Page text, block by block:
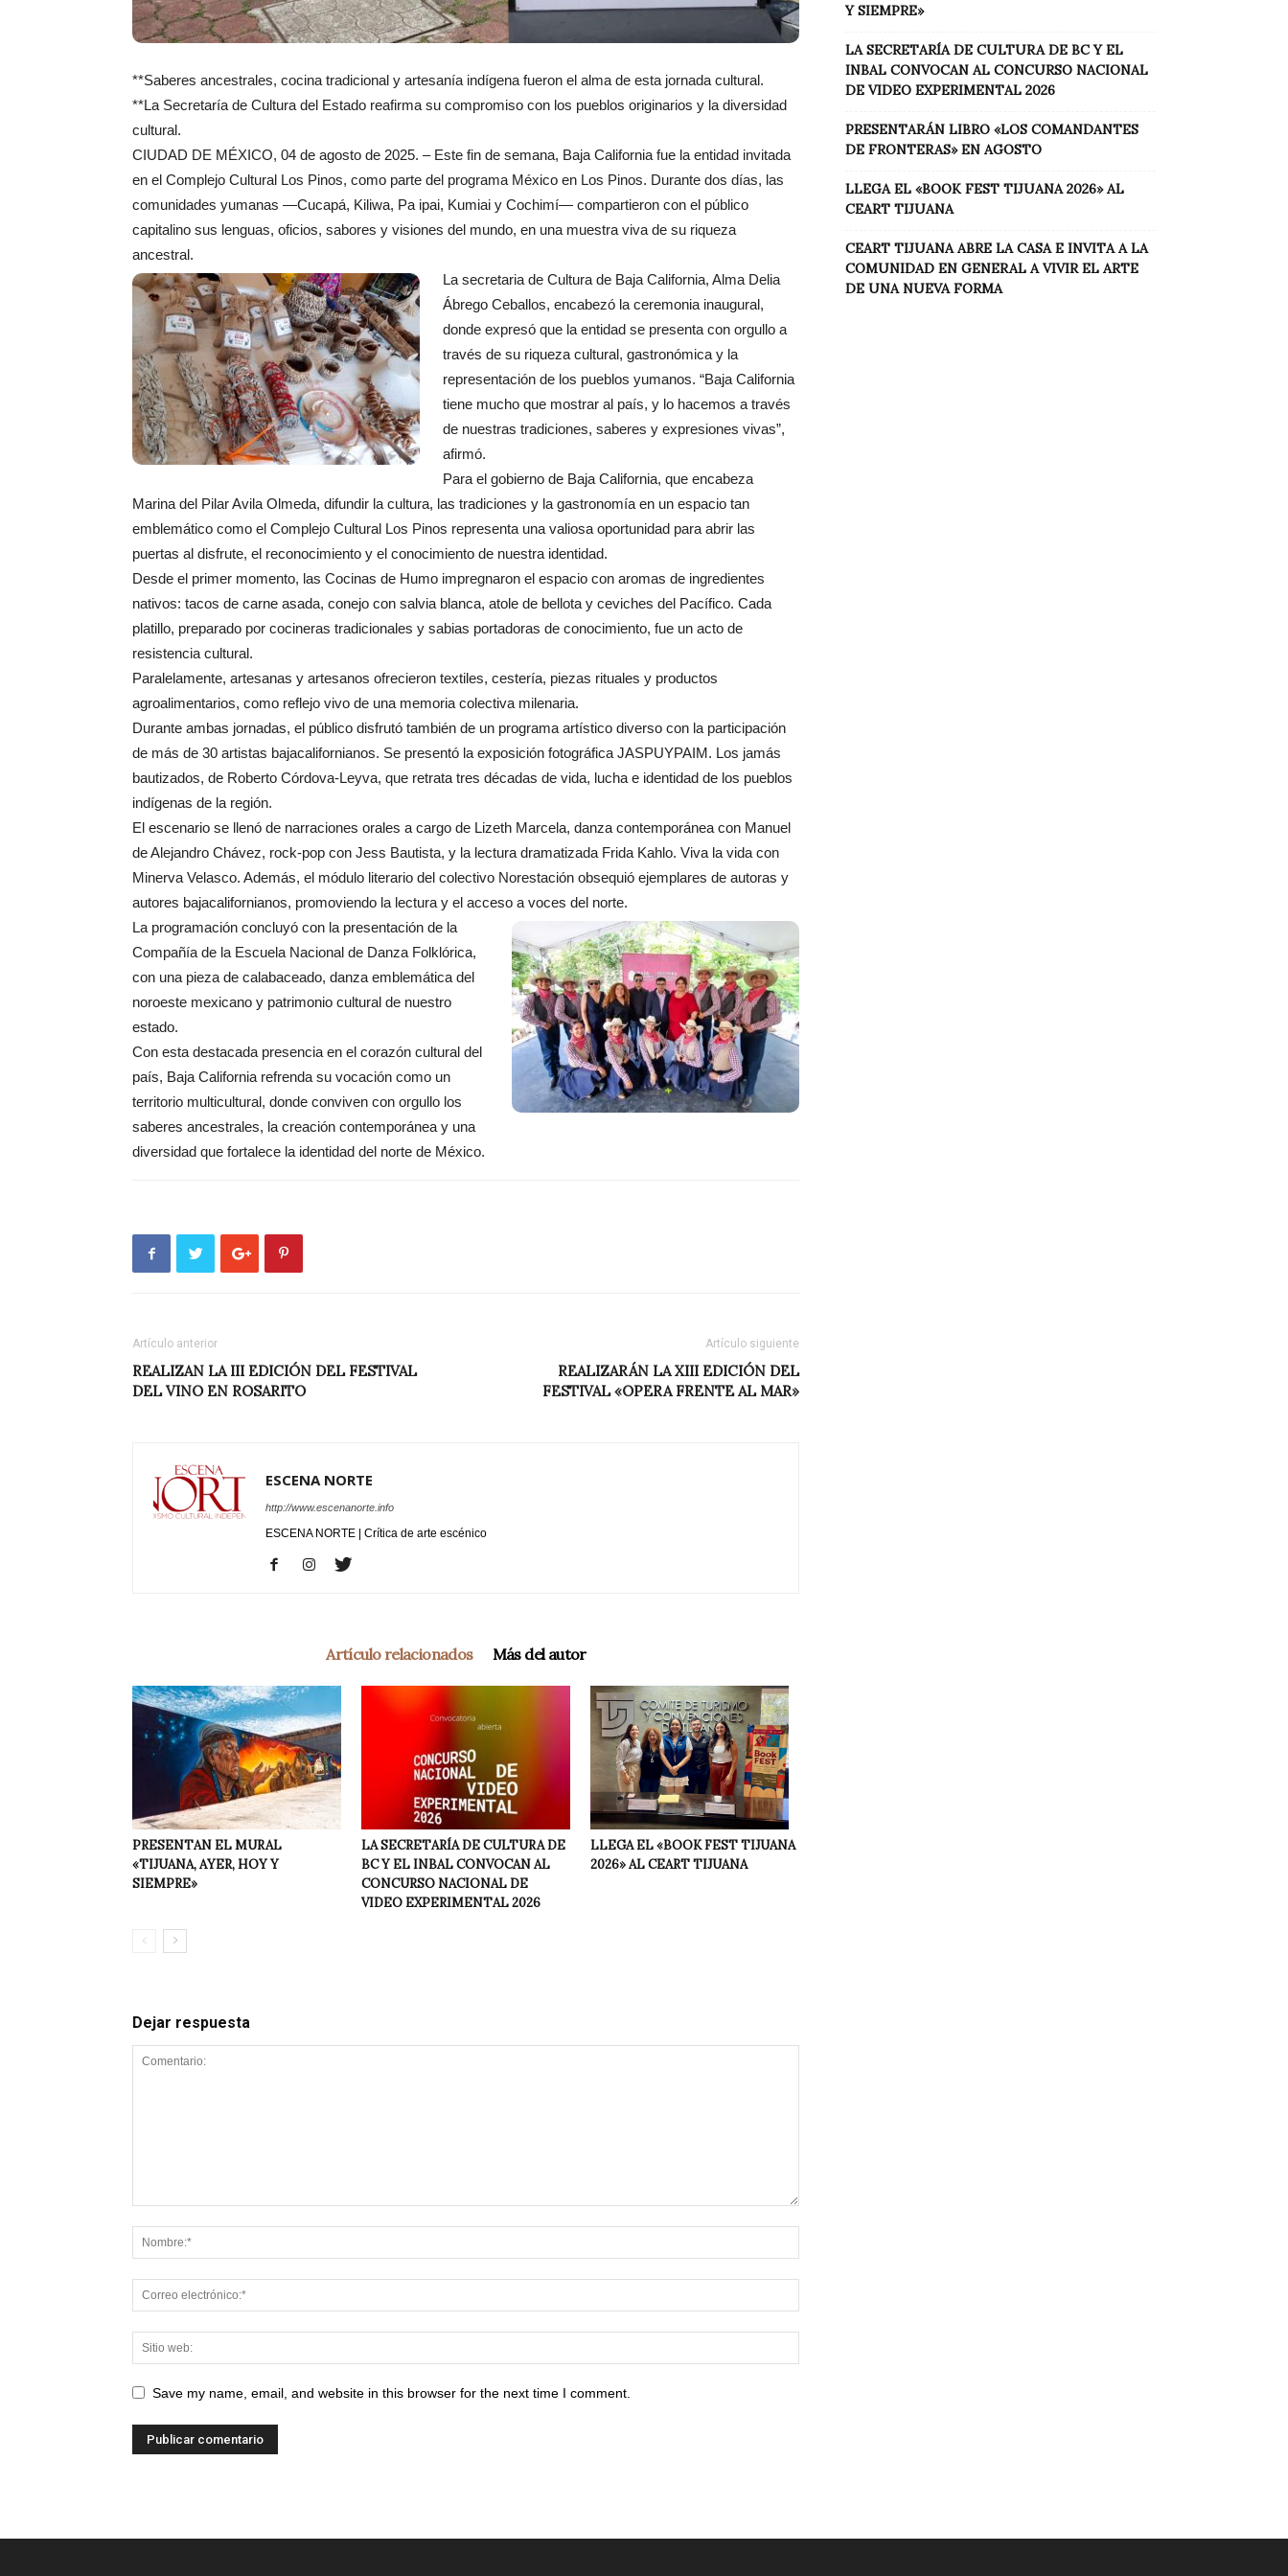
**Saberes ancestrales, cocina tradicional y artesanía indígena fueron el alma de esta jornada cultural.
**La Secretaría de Cultura del Estado reafirma su compromiso con los pueblos originarios y la diversidad
cultural.
CIUDAD DE MÉXICO, 04 de agosto de 2025. – Este fin de semana, Baja California fue la entidad invitada
en el Complejo Cultural Los Pinos, como parte del programa México en Los Pinos. Durante dos días, las
comunidades yumanas —Cucapá, Kiliwa, Pa ipai, Kumiai y Cochimí— compartieron con el público
capitalino sus lenguas, oficios, sabores y visiones del mundo, en una muestra viva de su riqueza
ancestral.
La secretaria de Cultura de Baja California, Alma Delia
Ábrego Ceballos, encabezó la ceremonia inaugural,
donde expresó que la entidad se presenta con orgullo a
través de su riqueza cultural, gastronómica y la
representación de los pueblos yumanos. “Baja California
tiene mucho que mostrar al país, y lo hacemos a través
de nuestras tradiciones, saberes y expresiones vivas”,
afirmó.
Para el gobierno de Baja California, que encabeza
Marina del Pilar Avila Olmeda, difundir la cultura, las tradiciones y la gastronomía en un espacio tan
emblemático como el Complejo Cultural Los Pinos representa una valiosa oportunidad para abrir las
puertas al disfrute, el reconocimiento y el conocimiento de nuestra identidad.
Desde el primer momento, las Cocinas de Humo impregnaron el espacio con aromas de ingredientes
nativos: tacos de carne asada, conejo con salvia blanca, atole de bellota y ceviches del Pacífico. Cada
platillo, preparado por cocineras tradicionales y sabias portadoras de conocimiento, fue un acto de
resistencia cultural.
Paralelamente, artesanas y artesanos ofrecieron textiles, cestería, piezas rituales y productos
agroalimentarios, como reflejo vivo de una memoria colectiva milenaria.
Durante ambas jornadas, el público disfrutó también de un programa artístico diverso con la participación
de más de 30 artistas bajacalifornianos. Se presentó la exposición fotográfica JASPUYPAIM. Los jamás
bautizados, de Roberto Córdova-Leyva, que retrata tres décadas de vida, lucha e identidad de los pueblos
indígenas de la región.
El escenario se llenó de narraciones orales a cargo de Lizeth Marcela, danza contemporánea con Manuel
de Alejandro Chávez, rock-pop con Jess Bautista, y la lectura dramatizada Frida Kahlo. Viva la vida con
Minerva Velasco. Además, el módulo literario del colectivo Norestación obsequió ejemplares de autoras y
autores bajacalifornianos, promoviendo la lectura y el acceso a voces del norte.
La programación concluyó con la presentación de la
Compañía de la Escuela Nacional de Danza Folklórica,
con una pieza de calabaceado, danza emblemática del
noroeste mexicano y patrimonio cultural de nuestro
estado.
Con esta destacada presencia en el corazón cultural del
país, Baja California refrenda su vocación como un
territorio multicultural, donde conviven con orgullo los
saberes ancestrales, la creación contemporánea y una
diversidad que fortalece la identidad del norte de México.
Artículo anterior
REALIZAN LA III EDICIÓN DEL FESTIVAL
DEL VINO EN ROSARITO
Artículo siguiente
REALIZARÁN LA XIII EDICIÓN DEL
FESTIVAL «OPERA FRENTE AL MAR»
ESCENA NORTE
http://www.escenanorte.info
ESCENA NORTE | Crítica de arte escénico
Artículo relacionados Más del autor
PRESENTAN EL MURAL
«TIJUANA, AYER, HOY Y
SIEMPRE»
LA SECRETARÍA DE CULTURA DE
BC Y EL INBAL CONVOCAN AL
CONCURSO NACIONAL DE
VIDEO EXPERIMENTAL 2026
LLEGA EL «BOOK FEST TIJUANA
2026» AL CEART TIJUANA
Dejar respuesta
Save my name, email, and website in this browser for the next time I comment.
Y SIEMPRE»
LA SECRETARÍA DE CULTURA DE BC Y EL
INBAL CONVOCAN AL CONCURSO NACIONAL
DE VIDEO EXPERIMENTAL 2026
PRESENTARÁN LIBRO «LOS COMANDANTES
DE FRONTERAS» EN AGOSTO
LLEGA EL «BOOK FEST TIJUANA 2026» AL
CEART TIJUANA
CEART TIJUANA ABRE LA CASA E INVITA A LA
COMUNIDAD EN GENERAL A VIVIR EL ARTE
DE UNA NUEVA FORMA